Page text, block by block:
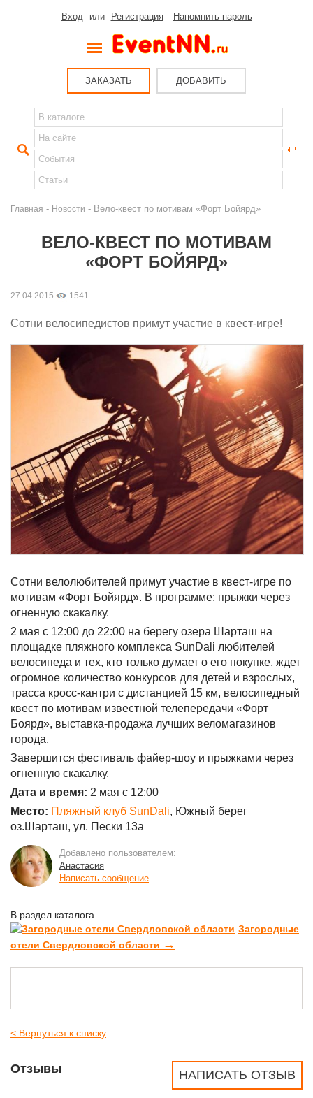
Вход или Регистрация Напомнить пароль
ЗАКАЗАТЬ ДОБАВИТЬ
Главная - Новости - Вело-квест по мотивам «Форт Бойярд»
ВЕЛО-КВЕСТ ПО МОТИВАМ
«ФОРТ БОЙЯРД»
27.04.2015 1541
Сотни велосипедистов примут участие в квест-игре!
Сотни велолюбителей примут участие в квест-игре по
мотивам «Форт Бойярд». В программе: прыжки через
огненную скакалку.
2 мая с 12:00 до 22:00 на берегу озера Шарташ на
площадке пляжного комплекса SunDali любителей
велосипеда и тех, кто только думает о его покупке, ждет
огромное количество конкурсов для детей и взрослых,
трасса кросс-кантри с дистанцией 15 км, велосипедный
квест по мотивам известной телепередачи «Форт
Боярд», выставка-продажа лучших веломагазинов
города.
Завершится фестиваль файер-шоу и прыжками через
огненную скакалку.
Дата и время: 2 мая с 12:00
Место: Пляжный клуб SunDali, Южный берег
оз.Шарташ, ул. Пески 13а
Добавлено пользователем:
Анастасия
Написать сообщение
В раздел каталога
Загородные
отели Свердловской области →
< Вернуться к списку
НАПИСАТЬ ОТЗЫВ
Отзывы